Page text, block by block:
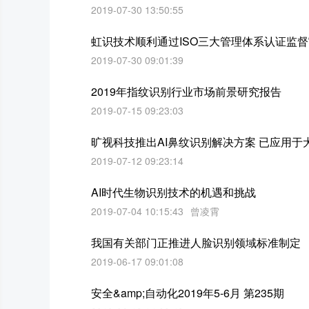
2019-07-30 13:50:55
虹识技术顺利通过ISO三大管理体系认证监
2019-07-30 09:01:39
2019年指纹识别行业市场前景研究报告
2019-07-15 09:23:03
旷视科技推出AI鼻纹识别解决方案 已应用于
2019-07-12 09:23:14
AI时代生物识别技术的机遇和挑战
2019-07-04 10:15:43 曾凌霄
我国有关部门正推进人脸识别领域标准制定
2019-06-17 09:01:08
安全&amp;自动化2019年5-6月 第235期